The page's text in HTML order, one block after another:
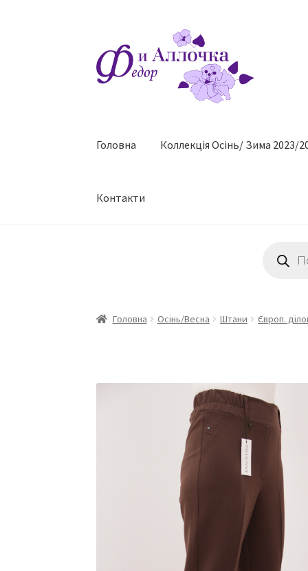
до
навігації
до
контенту
Головна Коллекцiя Осінь/ Зима 2023/
Контакти
товарів
Головна Осінь/Весна Штани Європ.